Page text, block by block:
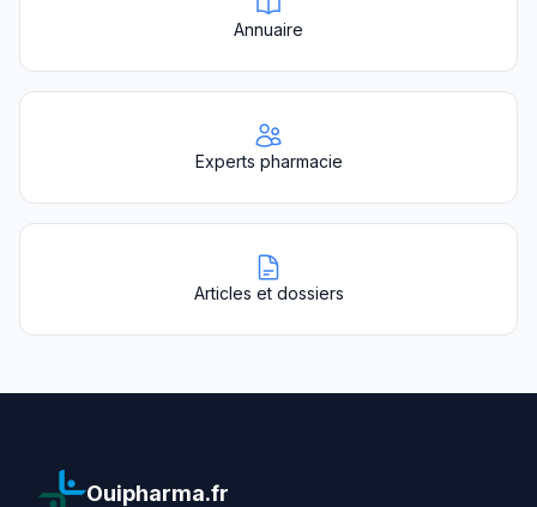
Annuaire
Experts pharmacie
Articles et dossiers
Ouipharma.fr